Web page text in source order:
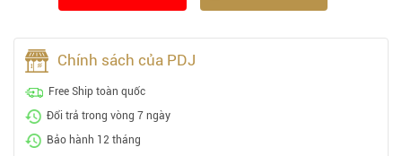
Chính sách của PDJ
Free Ship toàn quốc
Đổi trả trong vòng 7 ngày
Bảo hành 12 tháng